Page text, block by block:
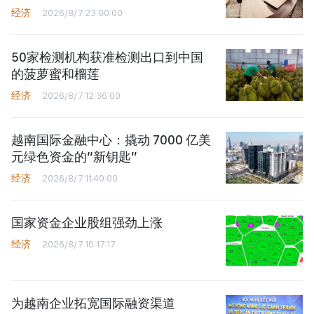
经济 2026/8/7 23:00:00
50家检测机构获准检测出口到中国
的菠萝蜜和榴莲
经济 2026/8/7 12:36:00
越南国际金融中心：撬动 7000 亿美
元绿色资金的“新钥匙”
经济 2026/8/7 11:40:00
国家资金企业股组强劲上涨
经济 2026/8/7 10:17:17
为越南企业拓宽国际融资渠道